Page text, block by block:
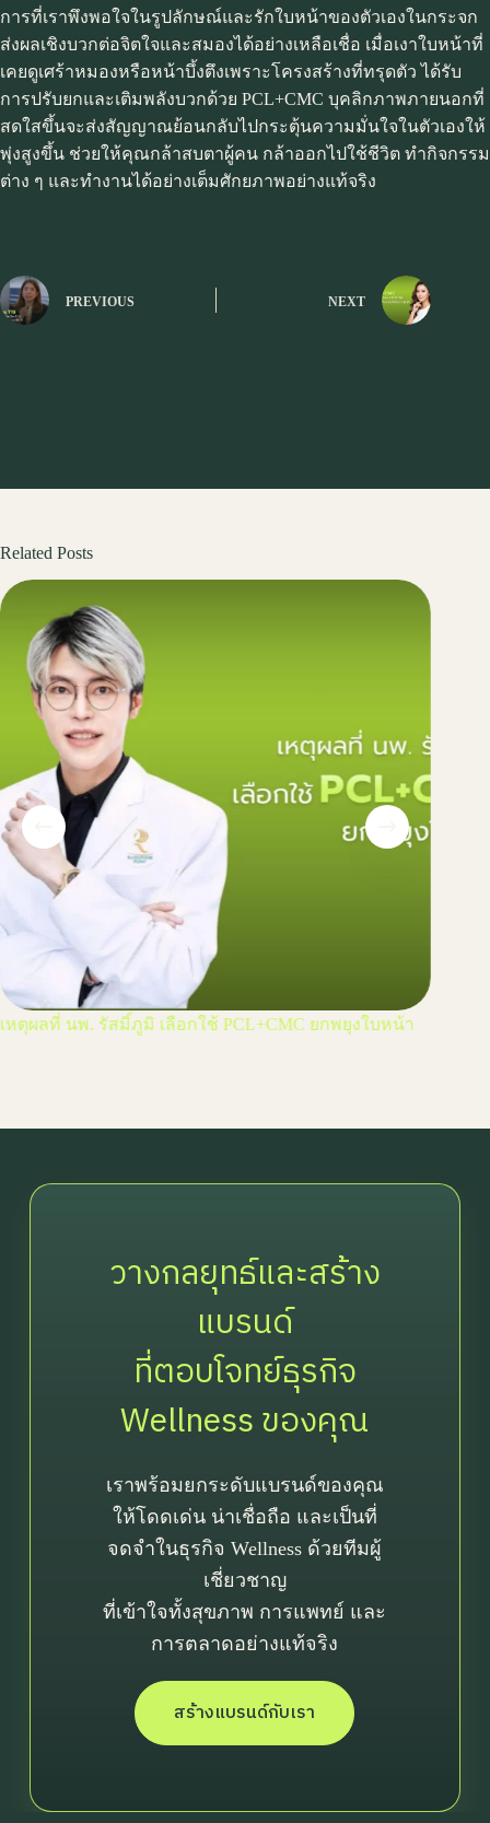
การที่เราพึงพอใจในรูปลักษณ์และรักใบหน้าของตัวเองในกระจก
ส่งผลเชิงบวกต่อจิตใจและสมองได้อย่างเหลือเชื่อ เมื่อเงาใบหน้าที่
เคยดูเศร้าหมองหรือหน้าบึ้งตึงเพราะโครงสร้างที่ทรุดตัว ได้รับ
การปรับยกและเติมพลังบวกด้วย PCL+CMC บุคลิกภาพภายนอกที่
สดใสขึ้นจะส่งสัญญาณย้อนกลับไปกระตุ้นความมั่นใจในตัวเองให้
พุ่งสูงขึ้น ช่วยให้คุณกล้าสบตาผู้คน กล้าออกไปใช้ชีวิต ทำกิจกรรม
ต่าง ๆ และทำงานได้อย่างเต็มศักยภาพอย่างแท้จริง
PREVIOUS NEXT
Related Posts
เหตุผลที่ นพ. รัสมิ์ภูมิ เลือกใช้ PCL+CMC ยกพยุงใบหน้า
วางกลยุทธ์และสร้าง
แบรนด์
ที่ตอบโจทย์ธุรกิจ
Wellness ของคุณ
เราพร้อมยกระดับแบรนด์ของคุณ
ให้โดดเด่น น่าเชื่อถือ และเป็นที่
จดจำในธุรกิจ Wellness ด้วยทีมผู้
เชี่ยวชาญ
ที่เข้าใจทั้งสุขภาพ การแพทย์ และ
การตลาดอย่างแท้จริง
สร้างแบรนด์กับเรา